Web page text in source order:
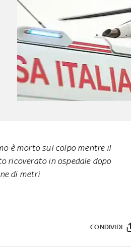
è morto sul colpo mentre il
ricoverato in ospedale dopo
di metri
CONDIVIDI